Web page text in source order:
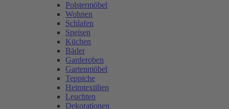
Polstermöbel
Wohnen
Schlafen
Speisen
Küchen
Bäder
Garderoben
Gartenmöbel
Teppiche
Heimtextilien
Leuchten
Dekorationen